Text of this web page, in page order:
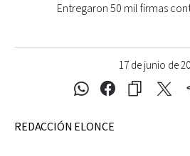
17 de junio de
Entregaron 50 mil firmas
REDACCIÓN ELONCE